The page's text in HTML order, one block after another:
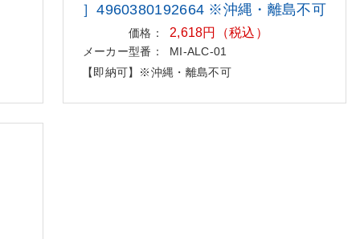
］4960380192664 ※沖縄・離島不可
価格： 2,618円（税込）
メーカー型番：
MI-ALC-01
【即納可】※沖縄・離島不可